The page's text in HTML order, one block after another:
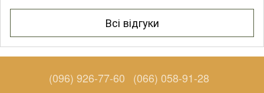
Всі відгуки
(096) 926-77-60 (066) 058-91-28